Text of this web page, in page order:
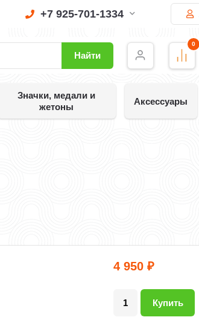
+7 925-701-1334
Найти
0
Значки, медали и
жетоны
Аксессуары
4 950₽
Купить